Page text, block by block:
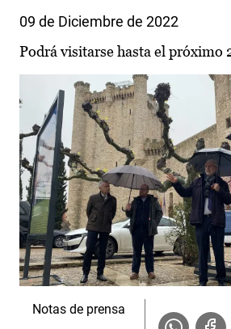
09 de Diciembre de 2022
Podrá visitarse hasta el próximo
Notas de prensa